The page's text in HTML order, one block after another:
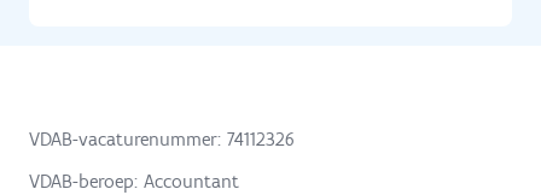
VDAB-vacaturenummer: 74112326
VDAB-beroep: Accountant